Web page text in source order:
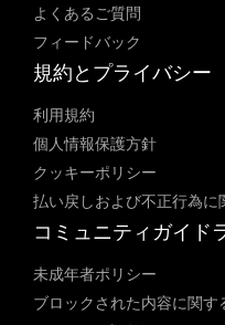
よくあるご質問
フィードバック
規約とプライバシー
利用規約
個人情報保護方針
クッキーポリシー
払い戻しおよび不正行為に
コミュニティガイド
未成年者ポリシー
ブロックされた内容に関す